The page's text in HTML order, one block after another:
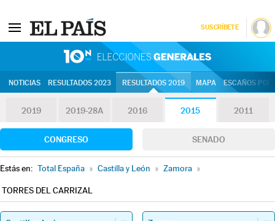
SUSCRÍBETE
NOTICIAS RESULTADOS 2023 RESULTADOS 2019 MAPA ESCAÑOS
2019 2019-28A 2016 2015 2011
CONGRESO SENADO
Estás en: Total España » Castilla y León » Zamora »
TORRES DEL CARRIZAL